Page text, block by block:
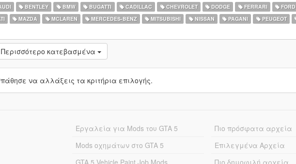
BENTLEY BMW BUGATTI CADILLAC CHEVROLET DODGE FERRARI FORD
MAZDA MCLAREN MERCEDES-BENZ MITSUBISHI NISSAN PAGANI PEUGEOT
Περισσότερο κατεβασμένα
να αλλάξεις τα κριτήρια επιλογής.
Εργαλεία για Mods του GTA 5
Mods οχημάτων στο GTA 5
GTA 5 Vehicle Paint Job Mods
Πιο πρόσφατα αρχεία
Επιλεγμένα Αρχεία
Πιο δημοφιλή αρχεία